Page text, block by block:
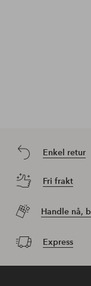
Enkel retur
Fri frakt
Handle nå,
Express